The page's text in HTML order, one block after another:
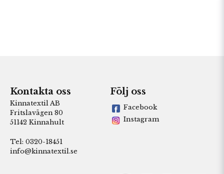
Kontakta oss
Kinnatextil AB
Fritslavägen 80
51142 Kinnahult
Tel: 0320-18451
info@kinnatextil.se
Följ oss
Facebook
Instagram